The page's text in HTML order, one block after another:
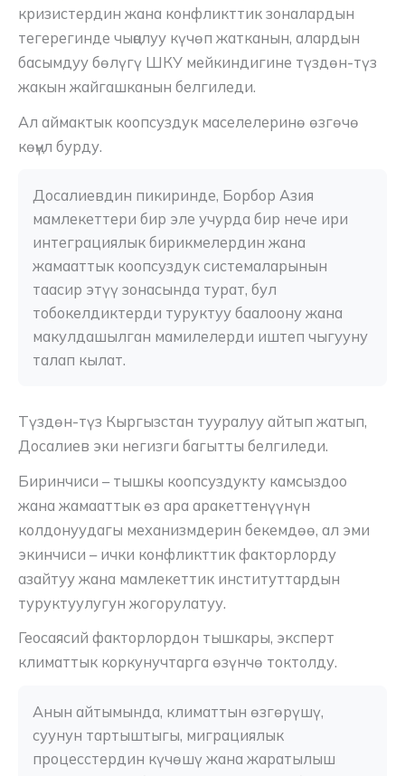
кризистердин жана конфликттик зоналардын
тегерегинде чыңалуу күчөп жатканын, алардын
басымдуу бөлүгү ШКУ мейкиндигине түздөн-түз
жакын жайгашканын белгиледи.
Ал аймактык коопсуздук маселелеринө өзгөчө
көңүл бурду.
Досалиевдин пикиринде, Борбор Азия
мамлекеттери бир эле учурда бир нече ири
интеграциялык бирикмелердин жана
жамааттык коопсуздук системаларынын
таасир этүү зонасында турат, бул
тобокелдиктерди туруктуу баалоону жана
макулдашылган мамилелерди иштеп чыгууну
талап кылат.
Түздөн-түз Кыргызстан тууралуу айтып жатып,
Досалиев эки негизги багытты белгиледи.
Биринчиси – тышкы коопсуздукту камсыздоо
жана жамааттык өз ара аракеттенүүнүн
колдонуудагы механизмдерин бекемдөө, ал эми
экинчиси – ички конфликттик факторлорду
азайтуу жана мамлекеттик институттардын
туруктуулугун жогорулатуу.
Геосаясий факторлордон тышкары, эксперт
климаттык коркунучтарга өзүнчө токтолду.
Анын айтымында, климаттын өзгөрүшү,
суунун тартыштыгы, миграциялык
процесстердин күчөшү жана жаратылыш